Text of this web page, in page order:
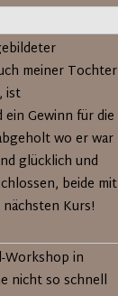
meiner Tochter
ist
Gewinn für die
wo er war
glücklich und
beide mit
Kurs!
Workshop in
nicht so schnell